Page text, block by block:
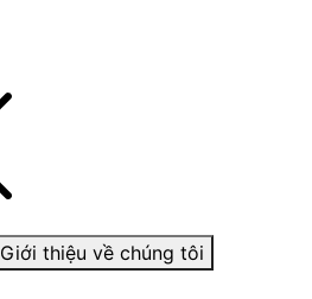
Giới thiệu về chúng tôi